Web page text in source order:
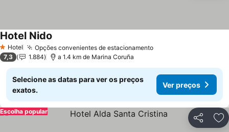
1 Estrelas
Hotel Opções convenientes de estacionamento
Hotel Nido
7,3 1.884 a 1.4 km de Marina Coruña
Selecione as datas para ver os preços
exatos.
Ver preços
Partilhar
Escolha popular